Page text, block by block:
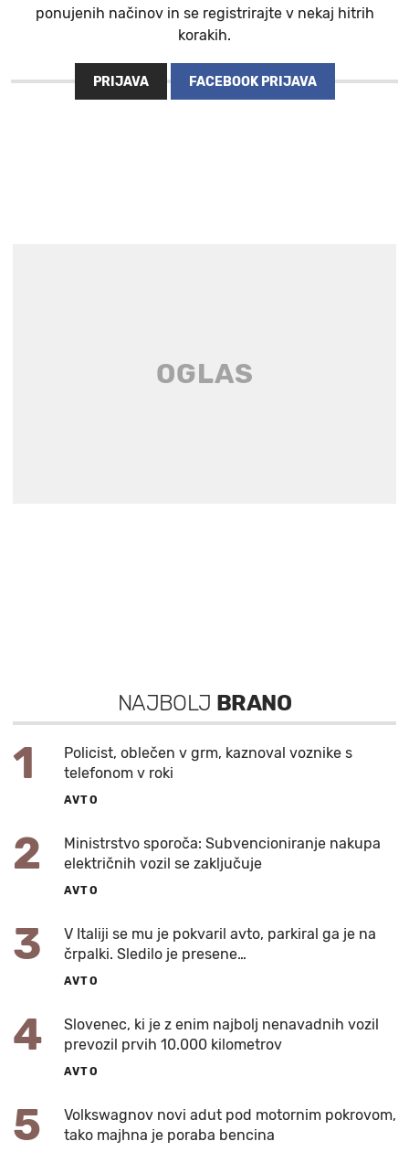
ponujenih načinov in se registrirajte v nekaj hitrih
korakih.
PRIJAVA FACEBOOK PRIJAVA
NAJBOLJ BRANO
1
Policist, oblečen v grm, kaznoval voznike s
telefonom v roki
AVTO
2
Ministrstvo sporoča: Subvencioniranje nakupa
električnih vozil se zaključuje
AVTO
3
V Italiji se mu je pokvaril avto, parkiral ga je na
črpalki. Sledilo je presene…
AVTO
4
Slovenec, ki je z enim najbolj nenavadnih vozil
prevozil prvih 10.000 kilometrov
AVTO
5
Volkswagnov novi adut pod motornim pokrovom,
tako majhna je poraba bencina